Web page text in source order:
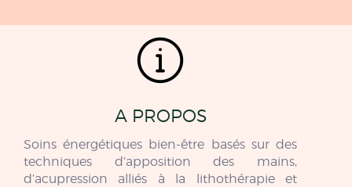
A PROPOS
Soins énergétiques bien-être basés sur des
techniques d’apposition des mains,
d’acupression alliés à la lithothérapie et